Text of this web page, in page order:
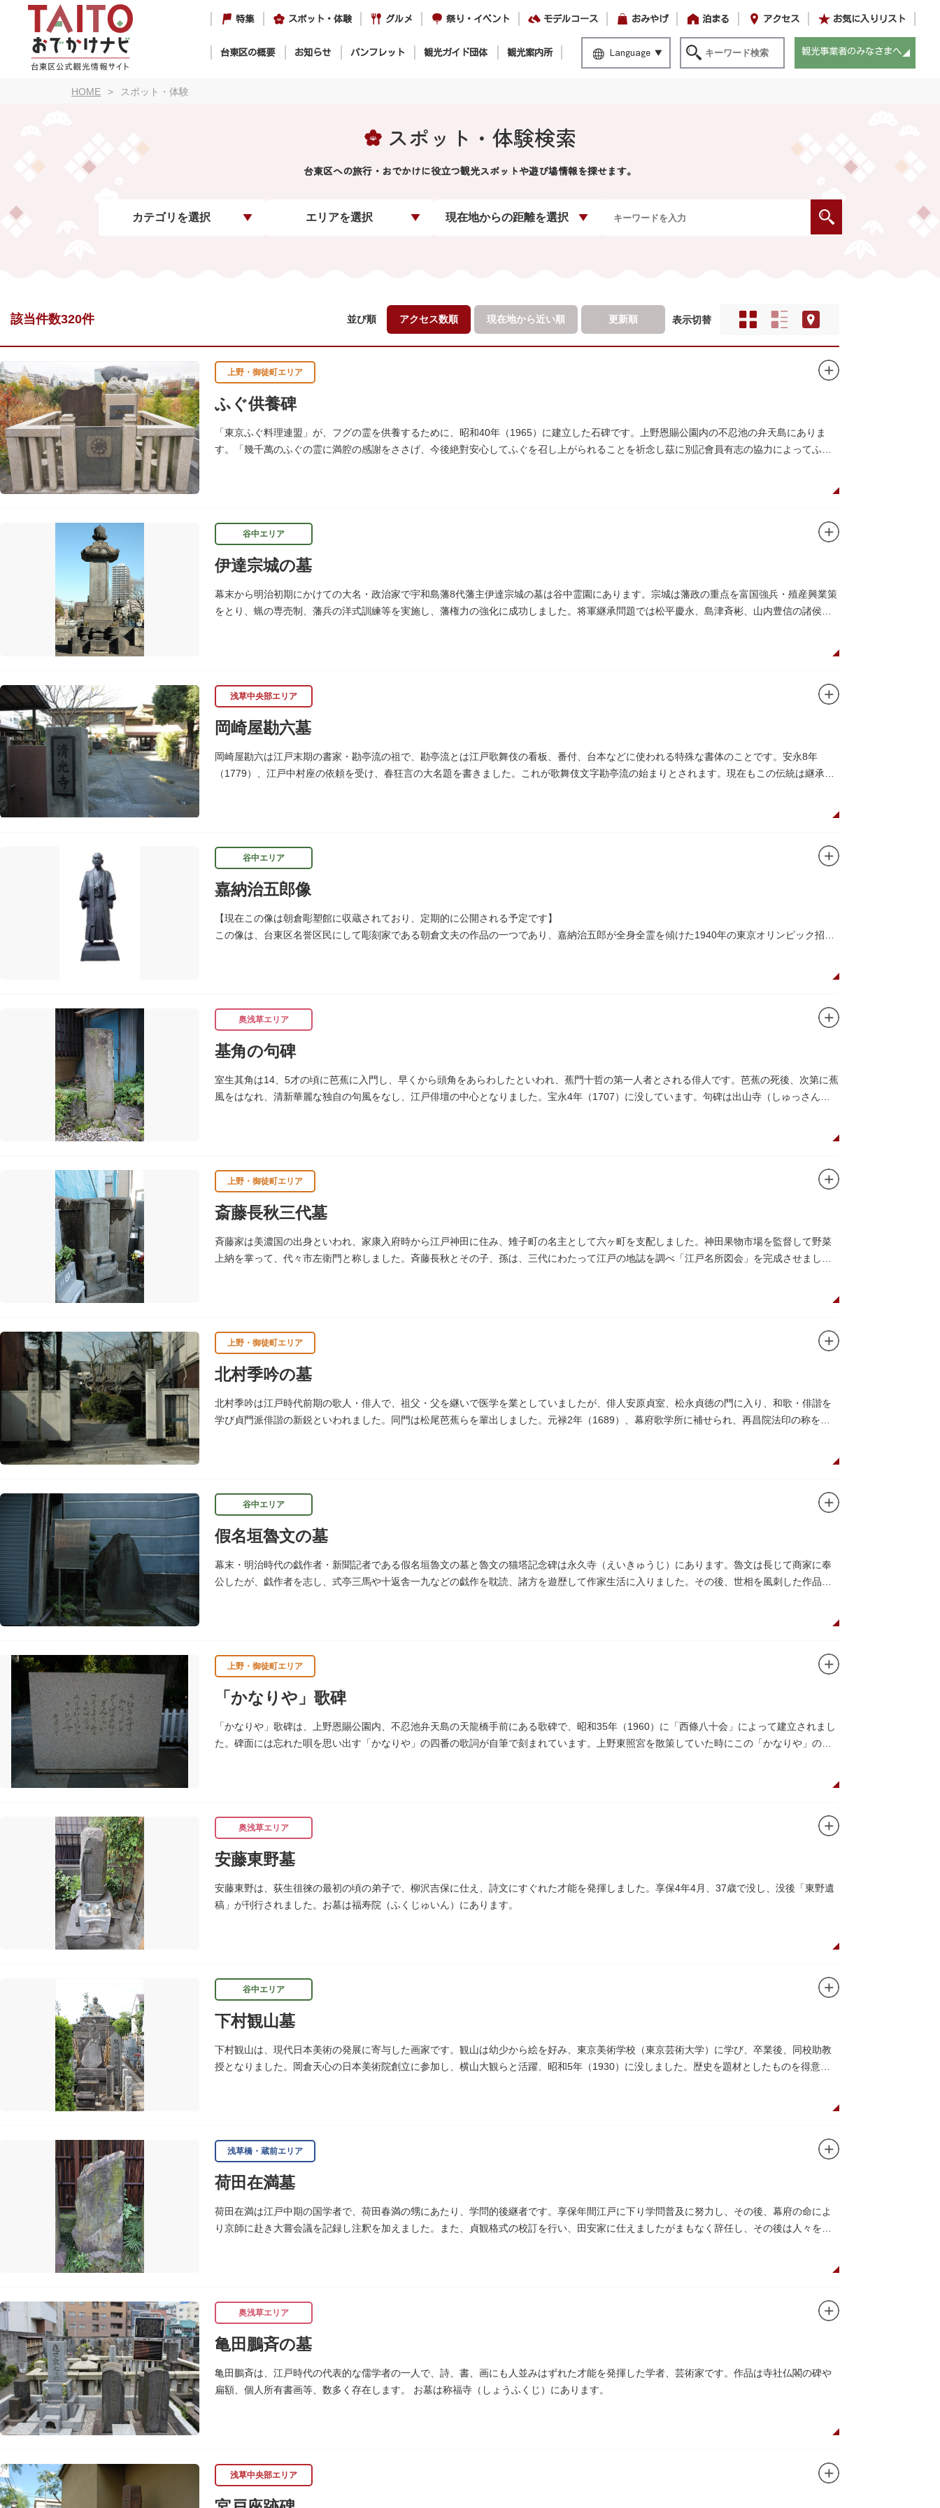
特集 スポット・体験 グルメ 祭り・イベント モデルコース おみやげ 泊まる アクセス お気に入りリスト
台東区の概要 お知らせ パンフレット 観光ガイド団体 観光案内所 Language 観光事業者のみなさまへ
HOME スポット・体験
スポット・体験検索
台東区への旅行・おでかけに役立つ観光スポットや遊び場情報を探せます。
カテゴリを選択 エリアを選択 現在地からの距離を選択
該当件数320件 並び順 アクセス数順 現在地から近い順 更新順 表示切替
上野・御徒町エリア
ふぐ供養碑
「東京ふぐ料理連盟」が、フグの霊を供養するために、昭和40年（1965）に建立した石碑です。上野恩賜公園内の不忍池の弁天島にありま
す。「幾千萬のふぐの霊に満腔の感謝をささげ、今後絶對安心してふぐを召し上がられることを祈念し茲に別記會員有志の協力によってふぐ
谷中エリア
伊達宗城の墓
幕末から明治初期にかけての大名・政治家で宇和島藩8代藩主伊達宗城の墓は谷中霊園にあります。宗城は藩政の重点を富国強兵・殖産興業策
をとり、蝋の専売制、藩兵の洋式訓練等を実施し、藩権力の強化に成功しました。将軍継承問題では松平慶永、島津斉彬、山内豊信の諸侯と
浅草中央部エリア
岡崎屋勘六墓
岡崎屋勘六は江戸末期の書家・勘亭流の祖で、勘亭流とは江戸歌舞伎の看板、番付、台本などに使われる特殊な書体のことです。安永8年
（1779）、江戸中村座の依頼を受け、春狂言の大名題を書きました。これが歌舞伎文字勘亭流の始まりとされます。現在もこの伝統は継承さ
谷中エリア
嘉納治五郎像
【現在この像は朝倉彫塑館に収蔵されており、定期的に公開される予定です】
この像は、台東区名誉区民にして彫刻家である朝倉文夫の作品の一つであり、嘉納治五郎が全身全霊を傾けた1940年の東京オリンピック招致
奥浅草エリア
基角の句碑
室生其角は14、5才の頃に芭蕉に入門し、早くから頭角をあらわしたといわれ、蕉門十哲の第一人者とされる俳人です。芭蕉の死後、次第に蕉
風をはなれ、清新華麗な独自の句風をなし、江戸俳壇の中心となりました。宝永4年（1707）に没しています。句碑は出山寺（しゅっさん
上野・御徒町エリア
斎藤長秋三代墓
斉藤家は美濃国の出身といわれ、家康入府時から江戸神田に住み、雉子町の名主として六ヶ町を支配しました。神田果物市場を監督して野菜
上納を掌って、代々市左衛門と称しました。斉藤長秋とその子、孫は、三代にわたって江戸の地誌を調べ「江戸名所図会」を完成させまし
上野・御徒町エリア
北村季吟の墓
北村季吟は江戸時代前期の歌人・俳人で、祖父・父を継いで医学を業としていましたが、俳人安原貞室、松永貞徳の門に入り、和歌・俳諧を
学び貞門派俳諧の新鋭といわれました。同門は松尾芭蕉らを輩出しました。元禄2年（1689）、幕府歌学所に補せられ、再昌院法印の称を受
谷中エリア
假名垣魯文の墓
幕末・明治時代の戯作者・新聞記者である假名垣魯文の墓と魯文の猫塔記念碑は永久寺（えいきゅうじ）にあります。魯文は長じて商家に奉
公したが、戯作者を志し、式亭三馬や十返舎一九などの戯作を耽読、諸方を遊歴して作家生活に入りました。その後、世相を風刺した作品を
上野・御徒町エリア
「かなりや」歌碑
「かなりや」歌碑は、上野恩賜公園内、不忍池弁天島の天龍橋手前にある歌碑で、昭和35年（1960）に「西條八十会」によって建立されまし
た。碑面には忘れた唄を思い出す「かなりや」の四番の歌詞が自筆で刻まれています。上野東照宮を散策していた時にこの「かなりや」の唄
奥浅草エリア
安藤東野墓
安藤東野は、荻生徂徠の最初の頃の弟子で、柳沢吉保に仕え、詩文にすぐれた才能を発揮しました。享保4年4月、37歳で没し、没後「東野遺
稿」が刊行されました。お墓は福寿院（ふくじゅいん）にあります。
谷中エリア
下村観山墓
下村観山は、現代日本美術の発展に寄与した画家です。観山は幼少から絵を好み、東京美術学校（東京芸術大学）に学び、卒業後、同校助教
授となりました。岡倉天心の日本美術院創立に参加し、横山大観らと活躍、昭和5年（1930）に没しました。歴史を題材としたものを得意と
浅草橋・蔵前エリア
荷田在満墓
荷田在満は江戸中期の国学者で、荷田春満の甥にあたり、学問的後継者です。享保年間江戸に下り学問普及に努力し、その後、幕府の命によ
り京師に赴き大嘗会議を記録し注釈を加えました。また、貞観格式の校訂を行い、田安家に仕えましたがまもなく辞任し、その後は人々を集
奥浅草エリア
亀田鵬斉の墓
亀田鵬斉は、江戸時代の代表的な儒学者の一人で、詩、書、画にも人並みはずれた才能を発揮した学者、芸術家です。作品は寺社仏閣の碑や
扁額、個人所有書画等、数多く存在します。 お墓は称福寺（しょうふくじ）にあります。
浅草中央部エリア